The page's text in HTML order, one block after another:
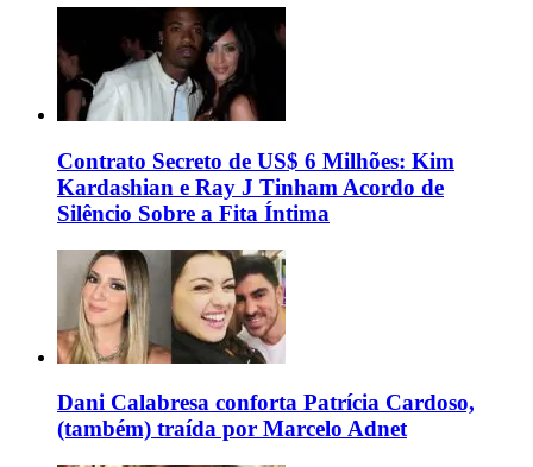
Contrato Secreto de US$ 6 Milhões: Kim
Kardashian e Ray J Tinham Acordo de
Silêncio Sobre a Fita Íntima
Dani Calabresa conforta Patrícia Cardoso,
(também) traída por Marcelo Adnet